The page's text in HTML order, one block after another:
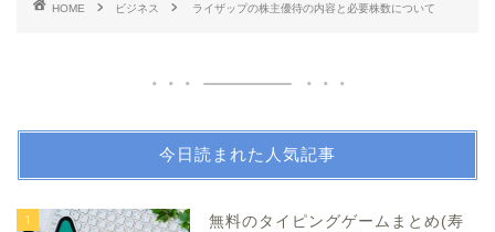
HOME ビジネス ライザップの株主優待の内容と必要株数について
今日読まれた人気記事
1
無料のタイピングゲームまとめ(寿